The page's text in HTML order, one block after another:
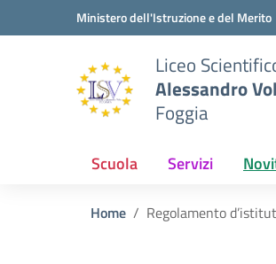
Vai ai contenuti
Vai al menu di navigazioneMinistero dell'Istruzione e del Merito
Liceo
Alessandro
Foggia
Scuola Servizi
Home Regolamento